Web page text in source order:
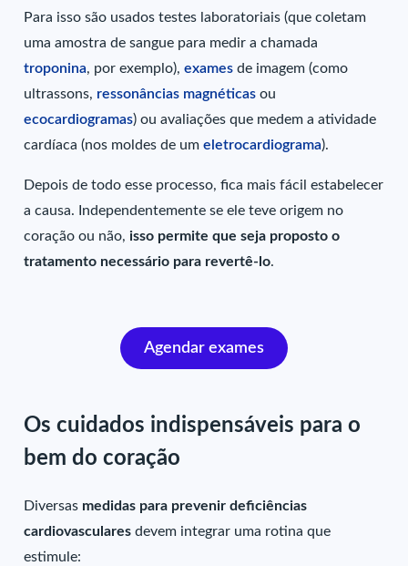
Para isso são usados testes laboratoriais (que coletam
uma amostra de sangue para medir a chamada
troponina, por exemplo),exames de imagem (como
ultrassons, ressonâncias magnéticas ou
ecocardiogramas) ou avaliações que medem a atividade
cardíaca (nos moldes de umeletrocardiograma).
Depois de todo esse processo, fica mais fácil estabelecer
a causa. Independentemente se ele teve origem no
coração ou não,isso permite que seja proposto o
tratamento necessário para revertê-lo.
Agendar exames
Os cuidados indispensáveis para o
bem do coração
Diversas medidas para prevenir deficiências
cardiovasculares devem integrar uma rotina que
estimule: